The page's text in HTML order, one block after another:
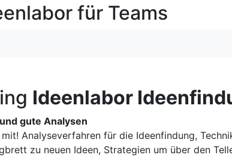
für Teams
Ideenlabor
gute Analysen
Analyseverfahren für die Ideenfindung,
zu neuen Ideen, Strategien um über den